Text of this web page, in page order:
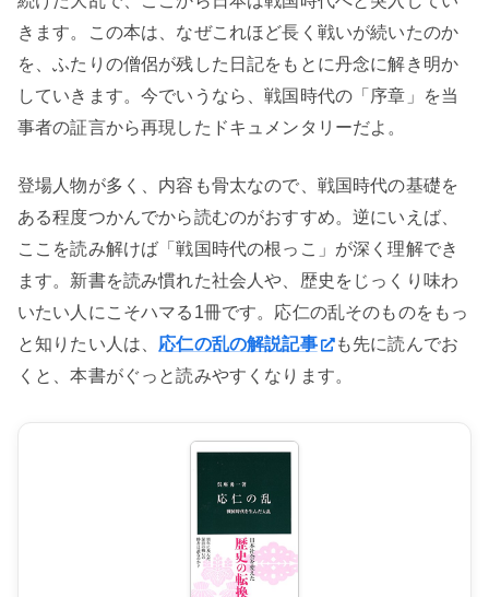
きます。この本は、なぜこれほど長く戦いが続いたのか
を、ふたりの僧侶が残した日記をもとに丹念に解き明か
していきます。今でいうなら、戦国時代の「序章」を当
事者の証言から再現したドキュメンタリーだよ。
登場人物が多く、内容も骨太なので、戦国時代の基礎を
ある程度つかんでから読むのがおすすめ。逆にいえば、
ここを読み解けば「戦国時代の根っこ」が深く理解でき
ます。新書を読み慣れた社会人や、歴史をじっくり味わ
いたい人にこそハマる1冊です。応仁の乱そのものをもっ
と知りたい人は、 応仁の乱の解説記事
も先に読んでお
くと、本書がぐっと読みやすくなります。